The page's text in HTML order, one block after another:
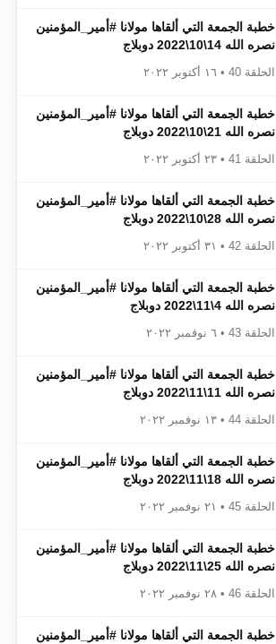
خطبة الجمعة التي ألقاها مولانا #أمير_المؤمنين​​​​​​
نصره الله 14\10\2022 دوبلاج
الحلقة 40 • ١٦ أكتوبر ٢٠٢٢
خطبة الجمعة التي ألقاها مولانا #أمير_المؤمنين​​​​​​
نصره الله 21\10\2022 دوبلاج
الحلقة 41 • ٢٣ أكتوبر ٢٠٢٢
خطبة الجمعة التي ألقاها مولانا #أمير_المؤمنين​​​​​​
نصره الله 28\10\2022 دوبلاج
الحلقة 42 • ٣١ أكتوبر ٢٠٢٢
خطبة الجمعة التي ألقاها مولانا #أمير_المؤمنين​​​​​​
نصره الله 4\11\2022 دوبلاج
الحلقة 43 • ٦ نوفمبر ٢٠٢٢
خطبة الجمعة التي ألقاها مولانا #أمير_المؤمنين​​​​​​
نصره الله 11\11\2022 دوبلاج
الحلقة 44 • ١٣ نوفمبر ٢٠٢٢
خطبة الجمعة التي ألقاها مولانا #أمير_المؤمنين​​​​​​
نصره الله 18\11\2022 دوبلاج
الحلقة 45 • ٢١ نوفمبر ٢٠٢٢
خطبة الجمعة التي ألقاها مولانا #أمير_المؤمنين​​​​​​
نصره الله 25\11\2022 دوبلاج
الحلقة 46 • ٢٨ نوفمبر ٢٠٢٢
خطبة الجمعة التي ألقاها مولانا #أمير_المؤمنين​​​​​​